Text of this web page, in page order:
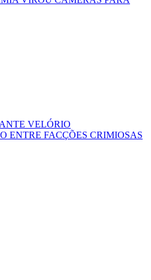
VELÓRIO
ENTRE FACÇÕES CRIMIOSAS